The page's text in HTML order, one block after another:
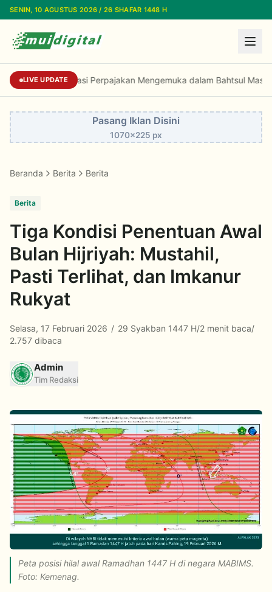
Lewati ke konten utama
SENIN, 10 AGUSTUS 2026 / 26 SHAFAR 1448 H
LIVE UPDATE Dorongan Reformasi Perpajakan
Pasang Iklan Disini
1070x225 px
Beranda Berita Berita
Berita
Tiga Kondisi Penentuan Awal
Bulan Hijriyah: Mustahil,
Pasti Terlihat, dan Imkanur
Rukyat
Selasa, 17 Februari 2026 / 29 Syakban 1447 H/2 menit baca/
2.757 dibaca
Admin
Tim Redaksi
Peta posisi hilal awal Ramadhan 1447 H di negara MABIMS.
Foto: Kemenag.